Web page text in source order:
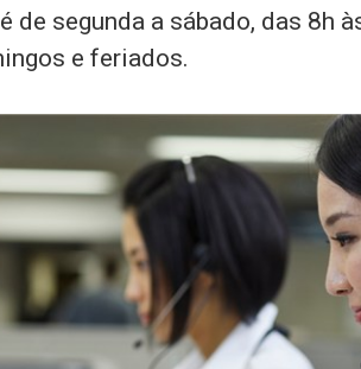
de segunda a sábado, das 8h
e feriados.